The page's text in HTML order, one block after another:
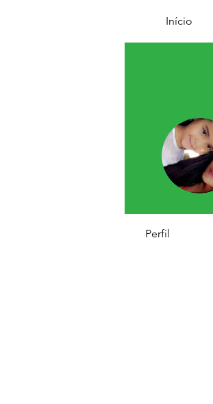
Início
Perfil